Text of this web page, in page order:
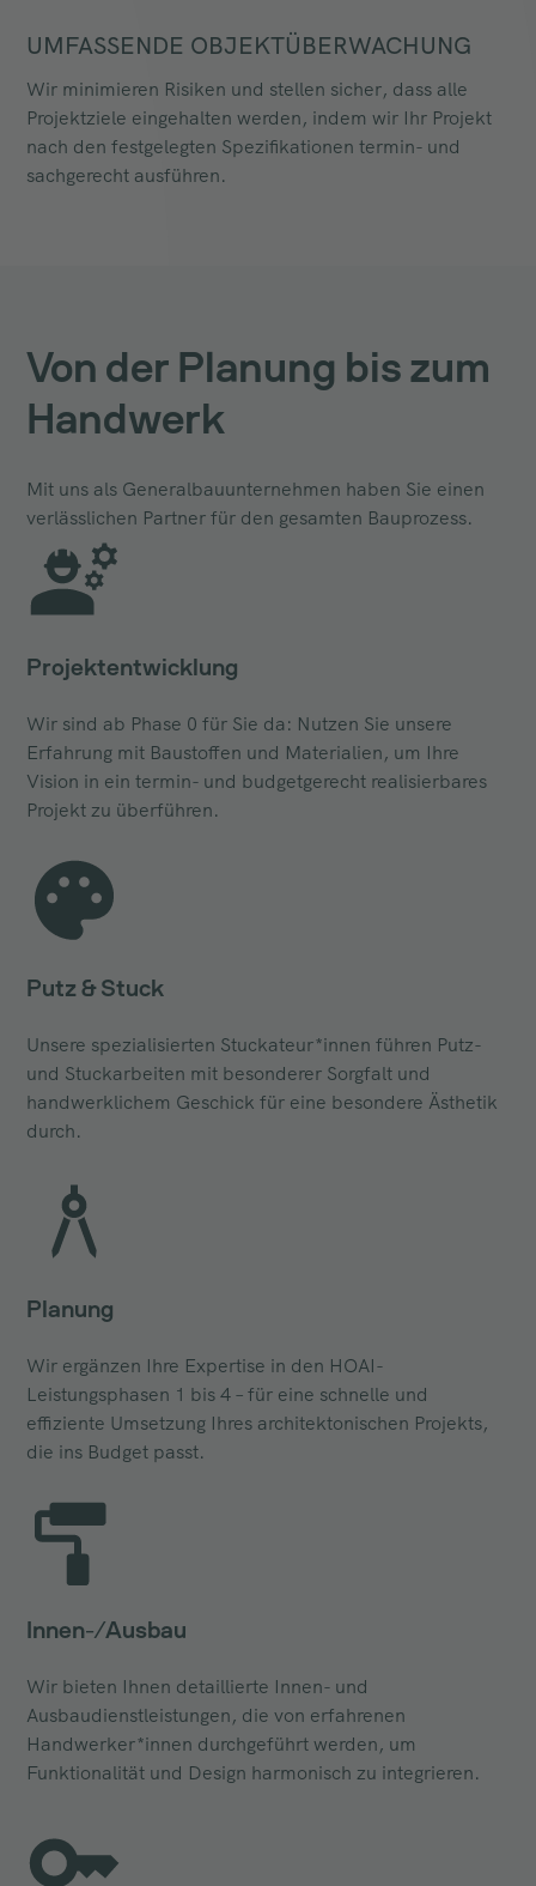
UMFASSENDE OBJEKTÜBERWACHUNG
Wir minimieren Risiken und stellen sicher, dass alle
Projektziele eingehalten werden, indem wir Ihr Projekt
nach den festgelegten Spezifikationen termin- und
sachgerecht ausführen.
Von der Planung bis zum
Handwerk
Mit uns als Generalbauunternehmen haben Sie einen
verlässlichen Partner für den gesamten Bauprozess.
Projektentwicklung
Wir sind ab Phase 0 für Sie da: Nutzen Sie unsere
Erfahrung mit Baustoffen und Materialien, um Ihre
Vision in ein termin- und budgetgerecht realisierbares
Projekt zu überführen.
Putz & Stuck
Unsere spezialisierten Stuckateur*innen führen Putz-
und Stuckarbeiten mit besonderer Sorgfalt und
handwerklichem Geschick für eine besondere Ästhetik
durch.
Planung
Wir ergänzen Ihre Expertise in den HOAI-
Leistungsphasen 1 bis 4 – für eine schnelle und
effiziente Umsetzung Ihres architektonischen Projekts,
die ins Budget passt.
Innen-/Ausbau
Wir bieten Ihnen detaillierte Innen- und
Ausbaudienstleistungen, die von erfahrenen
Handwerker*innen durchgeführt werden, um
Funktionalität und Design harmonisch zu integrieren.